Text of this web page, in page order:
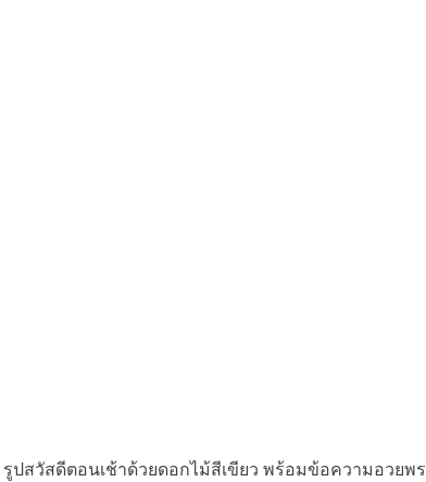
ปสวัสดีตอนเช้าด้วยดอกไม้สีเขียว พร้อมข้อความอวยพร